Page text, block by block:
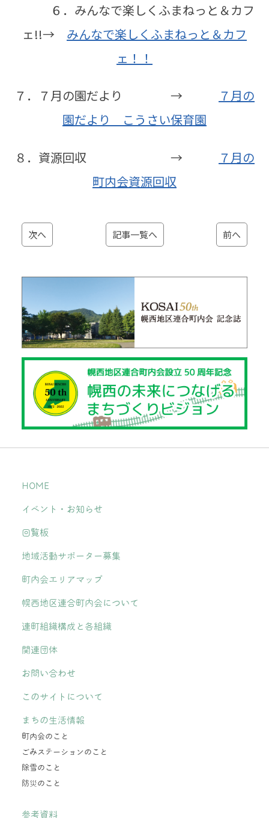
６．みんなで楽しくふまねっと＆カフ
ェ!!→ みんなで楽しくふまねっと＆カフ
ェ！！
７．７月の園だより →
７月の
園だより こうさい保育園
８．資源回収 →
７月の
町内会資源回収
次へ 記事一覧へ 前へ
HOME
イベント・お知らせ
回覧板
地域活動サポーター募集
町内会エリアマップ
幌西地区連合町内会について
連町組織構成と各組織
関連団体
お問い合わせ
このサイトについて
まちの生活情報
町内会のこと
ごみステーションのこと
除雪のこと
防災のこと
参考資料